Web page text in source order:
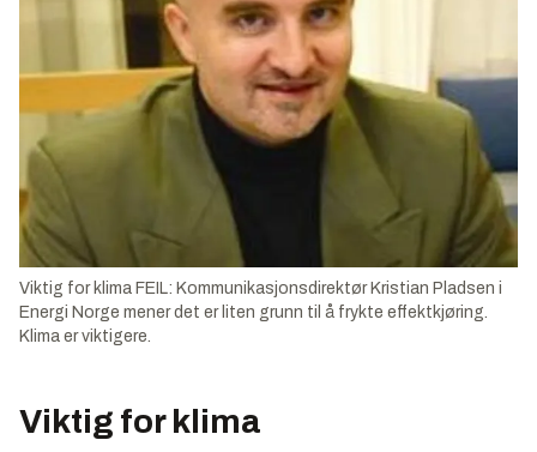
Viktig for klima FEIL: Kommunikasjonsdirektør Kristian Pladsen i
Energi Norge mener det er liten grunn til å frykte effektkjøring.
Klima er viktigere.
Viktig for klima